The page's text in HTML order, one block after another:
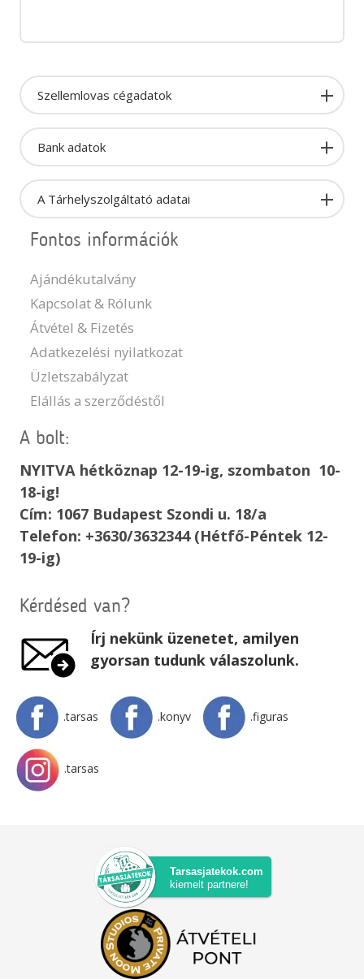
Szellemlovas cégadatok
Bank adatok
A Tárhelyszolgáltató adatai
Fontos információk
Ajándékutalvány
Kapcsolat & Rólunk
Átvétel & Fizetés
Adatkezelési nyilatkozat
Üzletszabályzat
Elállás a szerződéstől
A bolt:
NYITVA hétköznap 12-19-ig, szombaton 10-
18-ig!
Cím: 1067 Budapest Szondi u. 18/a
Telefon: +3630/3632344 (Hétfő-Péntek 12-
19-ig)
Kérdésed van?
Írj nekünk üzenetet, amilyen
gyorsan tudunk válaszolunk.
.tarsas .konyv .figuras
.tarsas
Tarsasjatekok.com
kiemelt partnere!